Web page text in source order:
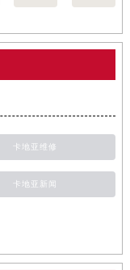
卡地亚维修
卡地亚新闻